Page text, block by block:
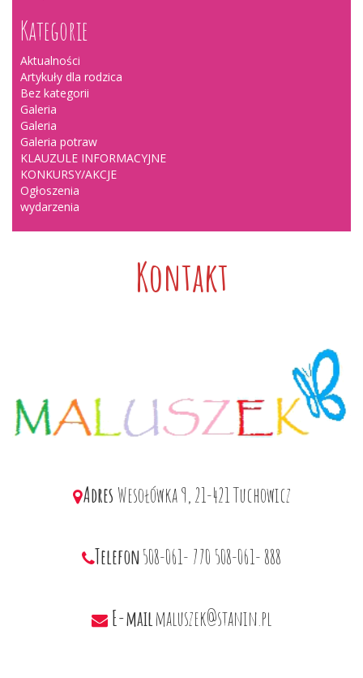
Kategorie
Aktualności
Artykuły dla rodzica
Bez kategorii
Galeria
Galeria
Galeria potraw
KLAUZULE INFORMACYJNE
KONKURSY/AKCJE
Ogłoszenia
wydarzenia
Kontakt
Adres Wesołówka 9, 21-421 Tuchowicz
Telefon508-061- 770 508-061- 888
E-mail maluszek@stanin.pl